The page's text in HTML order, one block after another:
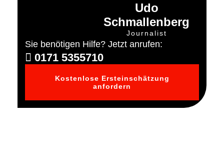
Udo
Schmallenberg
Journalist
Sie benötigen Hilfe? Jetzt anrufen:
0171 5355710
Kostenlose Ersteinschätzung
anfordern